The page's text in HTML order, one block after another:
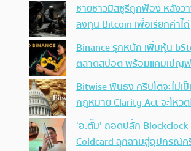
ชายชาวมิสซูรีถูกฟ้อง หลัง
ลงทุน Bitcoin เพื่อเรียกค่าไถ่
Binance รุกหนัก เพิ่มหุ้น
ตลาดสปอต พร้อมแคมเปญ
Bitwise ฟันธง คริปโตจะไม่เ
กฎหมาย Clarity Act จะโหว
‘อ.ตั๊ม’ ถอดปลั้ก
Coldcard ลุกลามสู่อุปกรณ์ค